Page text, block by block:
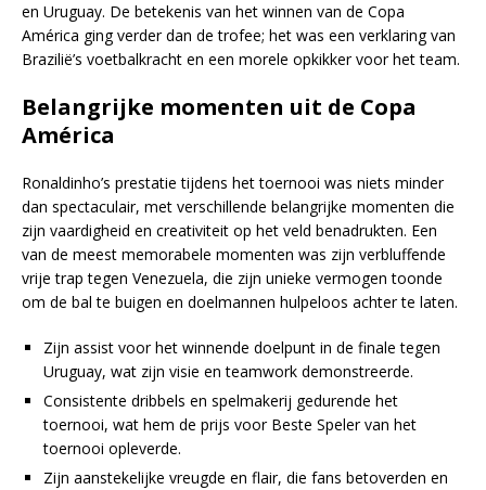
en Uruguay. De betekenis van het winnen van de Copa
América ging verder dan de trofee; het was een verklaring van
Brazilië’s voetbalkracht en een morele opkikker voor het team.
Belangrijke momenten uit de Copa
América
Ronaldinho’s prestatie tijdens het toernooi was niets minder
dan spectaculair, met verschillende belangrijke momenten die
zijn vaardigheid en creativiteit op het veld benadrukten. Een
van de meest memorabele momenten was zijn verbluffende
vrije trap tegen Venezuela, die zijn unieke vermogen toonde
om de bal te buigen en doelmannen hulpeloos achter te laten.
Zijn assist voor het winnende doelpunt in de finale tegen
Uruguay, wat zijn visie en teamwork demonstreerde.
Consistente dribbels en spelmakerij gedurende het
toernooi, wat hem de prijs voor Beste Speler van het
toernooi opleverde.
Zijn aanstekelijke vreugde en flair, die fans betoverden en